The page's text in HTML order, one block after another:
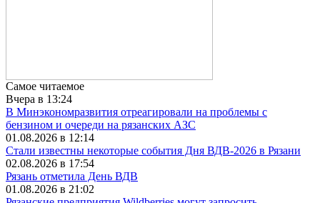
Самое читаемое
Вчера в 13:24
В Минэкономразвития отреагировали на проблемы с
бензином и очереди на рязанских АЗС
01.08.2026 в 12:14
Стали известны некоторые события Дня ВДВ-2026 в Рязани
02.08.2026 в 17:54
Рязань отметила День ВДВ
01.08.2026 в 21:02